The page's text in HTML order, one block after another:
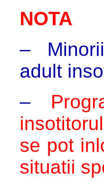
NOTA
–
Minorii
adult
–
se pot
situatii